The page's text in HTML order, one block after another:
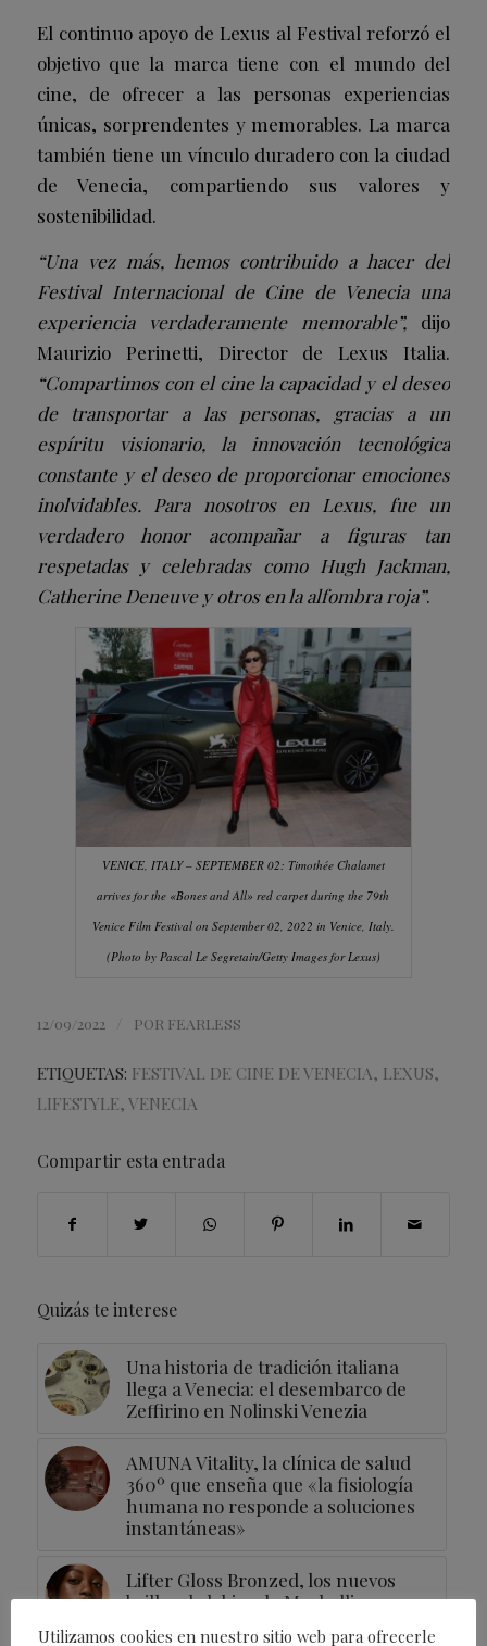
El continuo apoyo de Lexus al Festival reforzó el
objetivo que la marca tiene con el mundo del
cine, de ofrecer a las personas experiencias
únicas, sorprendentes y memorables. La marca
también tiene un vínculo duradero con la ciudad
de Venecia, compartiendo sus valores y
sostenibilidad.
“Una vez más, hemos contribuido a hacer del
Festival Internacional de Cine de Venecia una
experiencia verdaderamente memorable”, dijo
Maurizio Perinetti, Director de Lexus Italia.
“Compartimos con el cine la capacidad y el deseo
de transportar a las personas, gracias a un
espíritu visionario, la innovación tecnológica
constante y el deseo de proporcionar emociones
inolvidables. Para nosotros en Lexus, fue un
verdadero honor acompañar a figuras tan
respetadas y celebradas como Hugh Jackman,
Catherine Deneuve y otros en la alfombra roja”.
VENICE, ITALY – SEPTEMBER 02: Timothée Chalamet
arrives for the «Bones and All» red carpet during the 79th
Venice Film Festival on September 02, 2022 in Venice, Italy.
(Photo by Pascal Le Segretain/Getty Images for Lexus)
12/09/2022 POR FEARLESS
ETIQUETAS: FESTIVAL DE CINE DE VENECIA, LEXUS,
LIFESTYLE, VENECIA
Compartir esta entrada
Quizás te interese
Una historia de tradición italiana
llega a Venecia: el desembarco de
Zeffirino en Nolinski Venezia
AMUNA Vitality, la clínica de salud
360º que enseña que «la fisiología
humana no responde a soluciones
instantáneas»
Lifter Gloss Bronzed, los nuevos
brillos de labios de Maybelline
Utilizamos cookies en nuestro sitio web para ofrecerle